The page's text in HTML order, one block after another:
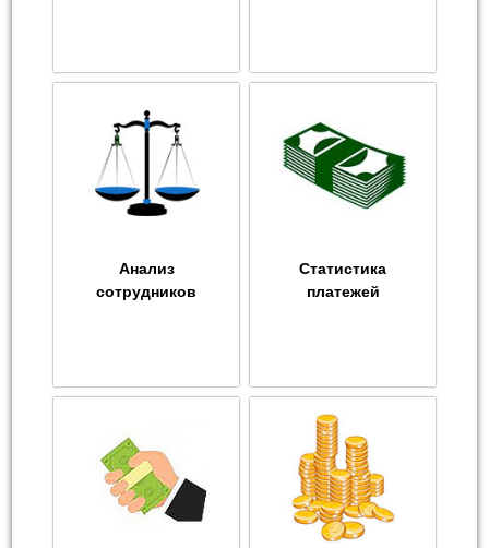
Анализ
сотрудников
Статистика
платежей